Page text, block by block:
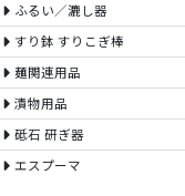
ふるい／漉し器
すり鉢 すりこぎ棒
麺関連用品
漬物用品
砥石 研ぎ器
エスプーマ